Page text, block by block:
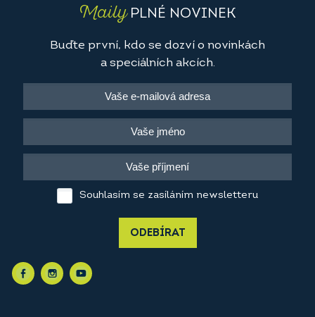
MailyPLNÉ NOVINEK
Buďte první, kdo se dozví o novinkách
a speciálních akcích.
Souhlasím se zasíláním newsletteru
ODEBÍRAT